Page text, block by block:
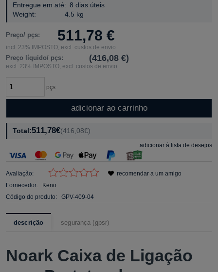
Entregue em até: 8 dias úteis
Weight:
4.5 kg
Preço/ pçs: 511,78 €
incl. 23% IMPOSTO, excl. custos de envio
Preço líquido/ pçs: (416,08 €)
excl. 23% IMPOSTO, excl. custos de envio
pçs
adicionar ao carrinho
Total:511,78€(416,08€)
adicionar à lista de desejos
Avaliação:
Fornecedor:
Keno
Código do produto:
GPV-409-04
recomendar a um amigo
descrição segurança (gpsr)
Noark Caixa de Ligação